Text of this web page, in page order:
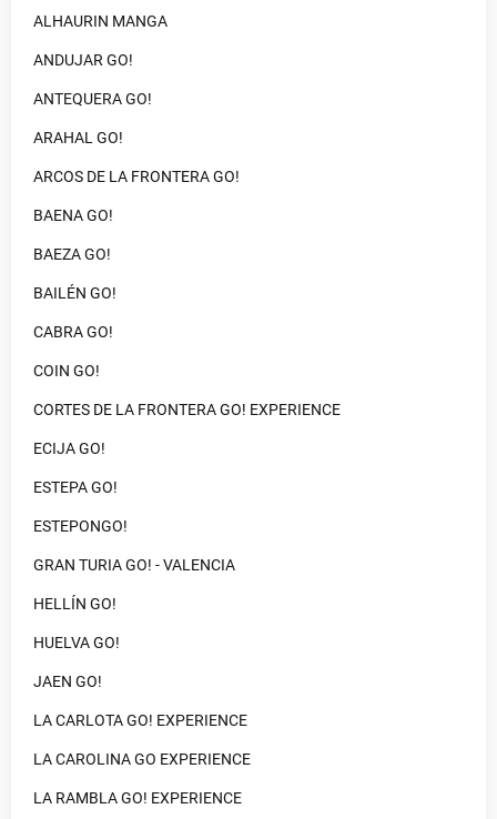
ALHAURIN MANGA
ANDUJAR GO!
ANTEQUERA GO!
ARAHAL GO!
ARCOS DE LA FRONTERA GO!
BAENA GO!
BAEZA GO!
BAILÉN GO!
CABRA GO!
COIN GO!
CORTES DE LA FRONTERA GO! EXPERIENCE
ECIJA GO!
ESTEPA GO!
ESTEPONGO!
GRAN TURIA GO! - VALENCIA
HELLÍN GO!
HUELVA GO!
JAEN GO!
LA CARLOTA GO! EXPERIENCE
LA CAROLINA GO EXPERIENCE
LA RAMBLA GO! EXPERIENCE